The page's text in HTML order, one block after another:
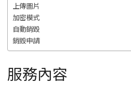
上傳圖片
加密模式
自動銷毀
銷毀申請
服務內容